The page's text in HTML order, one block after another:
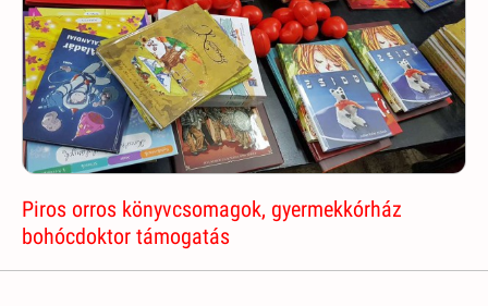
Piros orros könyvcsomagok, gyermekkórház
bohócdoktor támogatás